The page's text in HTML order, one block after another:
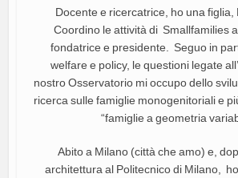
Docente e ricercatrice, ho una figlia,
Coordino le attività di Smallfamilies
fondatrice e presidente. Seguo in
welfare e policy, le questioni legate
nostro Osservatorio mi occupo dello
ricerca sulle famiglie monogenitoriali e
“famiglie a geometria
Abito a Milano (città che amo) e,
architettura al Politecnico di Milano,